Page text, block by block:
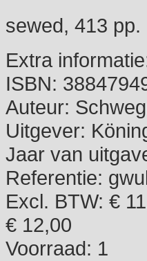
sewed, 413 pp.
Extra
ISBN:
Auteur:
Uitgever:
Jaar van
Referentie:
Excl. BTW: €
€ 12,00
Voorraad: 1